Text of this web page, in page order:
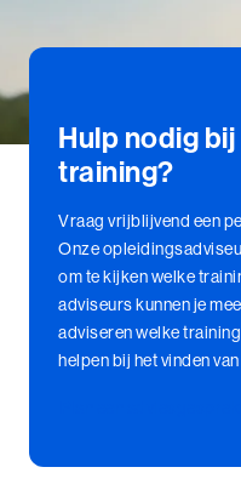
Hulp nodig
training?
Vraag vrijblijvend een
Onze
om te kijken welke
adviseurs kunnen je
adviseren welke
helpen bij het vinden